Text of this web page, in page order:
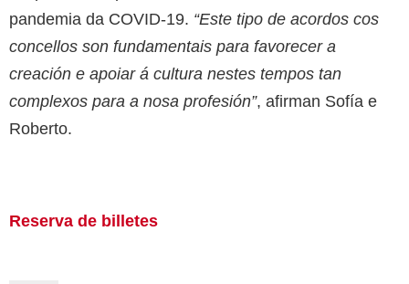
pandemia da COVID-19. “Este tipo de acordos cos
concellos son fundamentais para favorecer a
creación e apoiar á cultura nestes tempos tan
complexos para a nosa profesión”, afirman Sofía e
Roberto.
Reserva de billetes